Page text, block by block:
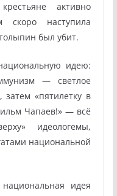
активно
скоро наступила
был убит.
идею:
— светлое
затем «пятилетку в
Чапаев!» — всё
идеологемы,
национальной
идея